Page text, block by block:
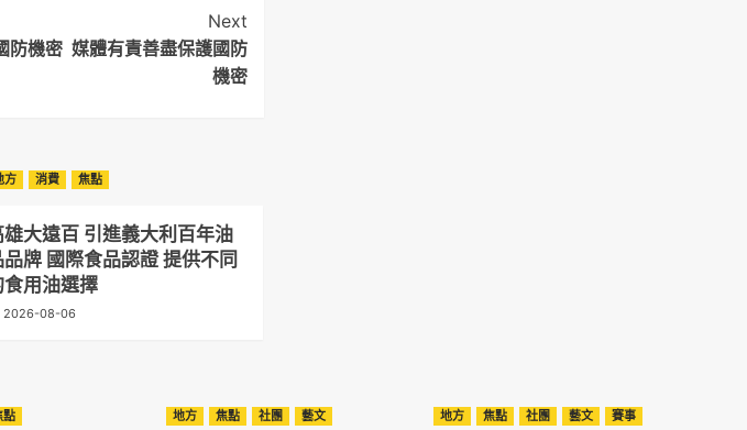
Next
防機密 媒體有責善盡保護國防
機密
方 消費 焦點
雄大遠百 引進義大利百年油
品牌 國際食品認證 提供不同
食用油選擇
2026-08-06
點 地方 焦點 社團 藝文 地方 焦點 社團 藝文 賽事